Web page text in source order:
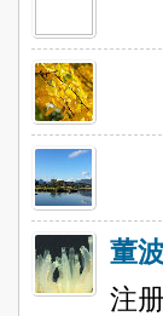
董
注